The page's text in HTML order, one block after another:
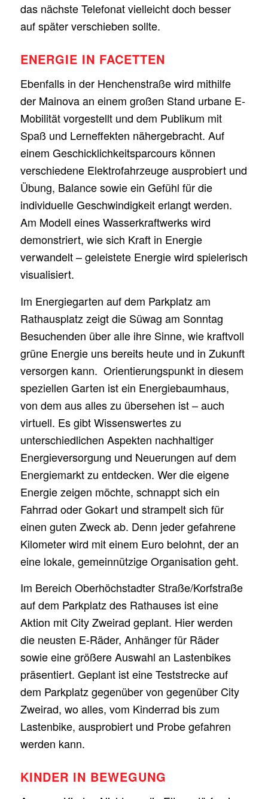
das nächste Telefonat vielleicht doch besser
auf später verschieben sollte.
ENERGIE IN FACETTEN
Ebenfalls in der Henchenstraße wird mithilfe
der Mainova an einem großen Stand urbane E-
Mobilität vorgestellt und dem Publikum mit
Spaß und Lerneffekten nähergebracht. Auf
einem Geschicklichkeitsparcours können
verschiedene Elektrofahrzeuge ausprobiert und
Übung, Balance sowie ein Gefühl für die
individuelle Geschwindigkeit erlangt werden.
Am Modell eines Wasserkraftwerks wird
demonstriert, wie sich Kraft in Energie
verwandelt – geleistete Energie wird spielerisch
visualisiert.
Im Energiegarten auf dem Parkplatz am
Rathausplatz zeigt die Süwag am Sonntag
Besuchenden über alle ihre Sinne, wie kraftvoll
grüne Energie uns bereits heute und in Zukunft
versorgen kann. Orientierungspunkt in diesem
speziellen Garten ist ein Energiebaumhaus,
von dem aus alles zu übersehen ist – auch
virtuell. Es gibt Wissenswertes zu
unterschiedlichen Aspekten nachhaltiger
Energieversorgung und Neuerungen auf dem
Energiemarkt zu entdecken. Wer die eigene
Energie zeigen möchte, schnappt sich ein
Fahrrad oder Gokart und strampelt sich für
einen guten Zweck ab. Denn jeder gefahrene
Kilometer wird mit einem Euro belohnt, der an
eine lokale, gemeinnützige Organisation geht.
Im Bereich Oberhöchstadter Straße/Korfstraße
auf dem Parkplatz des Rathauses ist eine
Aktion mit City Zweirad geplant. Hier werden
die neusten E-Räder, Anhänger für Räder
sowie eine größere Auswahl an Lastenbikes
präsentiert. Geplant ist eine Teststrecke auf
dem Parkplatz gegenüber von gegenüber City
Zweirad, wo alles, vom Kinderrad bis zum
Lastenbike, ausprobiert und Probe gefahren
werden kann.
KINDER IN BEWEGUNG